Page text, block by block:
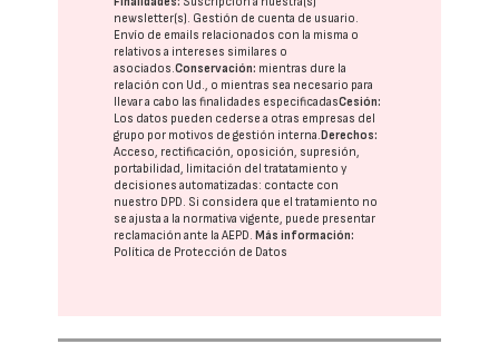
newsletter(s). Gestión de cuenta de usuario.
Envío de emails relacionados con la misma o
relativos a intereses similares o
asociados.Conservación: mientras dure la
relación con Ud., o mientras sea necesario para
llevar a cabo las finalidades especificadasCesión:
Los datos pueden cederse a otras empresas del
grupo por motivos de gestión interna. Derechos:
Acceso, rectificación, oposición, supresión,
portabilidad, limitación del tratatamiento y
decisiones automatizadas: contacte con
nuestro DPD. Si considera que el tratamiento no
se ajusta a la normativa vigente, puede presentar
reclamación ante laAEPD. Más información:
Política de Protección de Datos